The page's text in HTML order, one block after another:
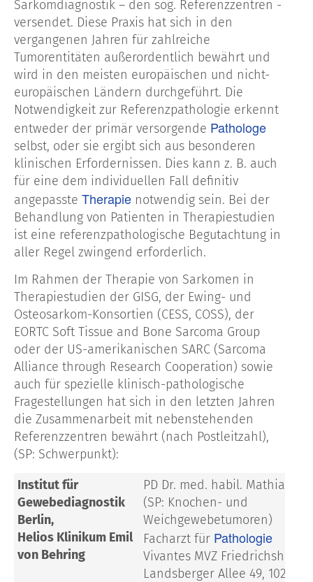
Sarkomdiagnostik – den sog. Referenzzentren -
versendet. Diese Praxis hat sich in den
vergangenen Jahren für zahlreiche
Tumorentitäten außerordentlich bewährt und
wird in den meisten europäischen und nicht-
europäischen Ländern durchgeführt. Die
Notwendigkeit zur Referenzpathologie erkennt
entweder der primär versorgende Pathologe
selbst, oder sie ergibt sich aus besonderen
klinischen Erfordernissen. Dies kann z. B. auch
für eine dem individuellen Fall definitiv
angepasste Therapie notwendig sein. Bei der
Behandlung von Patienten in Therapiestudien
ist eine referenzpathologische Begutachtung in
aller Regel zwingend erforderlich.
Im Rahmen der Therapie von Sarkomen in
Therapiestudien der GISG, der Ewing- und
Osteosarkom-Konsortien (CESS, COSS), der
EORTC Soft Tissue and Bone Sarcoma Group
oder der US-amerikanischen SARC (Sarcoma
Alliance through Research Cooperation) sowie
auch für spezielle klinisch-pathologische
Fragestellungen hat sich in den letzten Jahren
die Zusammenarbeit mit nebenstehenden
Referenzzentren bewährt (nach Postleitzahl),
(SP: Schwerpunkt):
Institut für
Gewebediagnostik
Berlin,
Helios Klinikum Emil
von Behring
PD Dr. med. habil. Mathias
(SP: Knochen- und
Weichgewebetumoren)
Facharzt für Pathologie
Vivantes MVZ Friedrichshain
Landsberger Allee 49, 10249